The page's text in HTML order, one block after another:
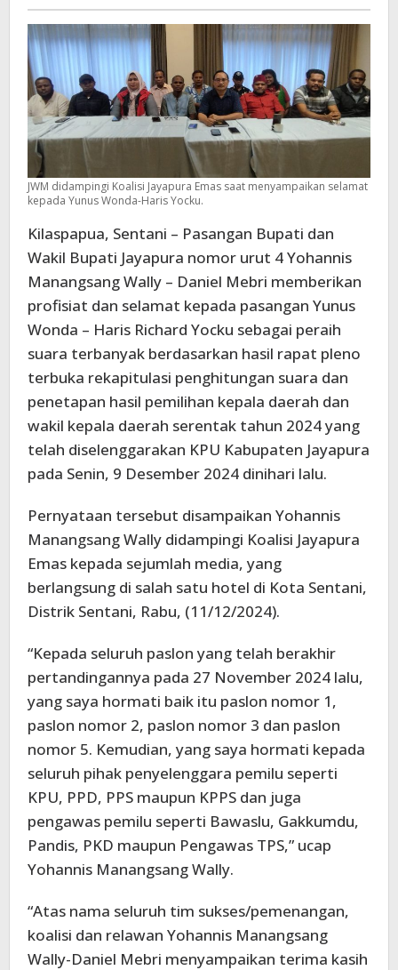
Kepada
Yunus
Wonda-
Haris
Yocku
JWM didampingi Koalisi Jayapura Emas saat menyampaikan selamat
kepada Yunus Wonda-Haris Yocku.
Kilaspapua, Sentani – Pasangan Bupati dan
Wakil Bupati Jayapura nomor urut 4 Yohannis
Manangsang Wally – Daniel Mebri memberikan
profisiat dan selamat kepada pasangan Yunus
Wonda – Haris Richard Yocku sebagai peraih
suara terbanyak berdasarkan hasil rapat pleno
terbuka rekapitulasi penghitungan suara dan
penetapan hasil pemilihan kepala daerah dan
wakil kepala daerah serentak tahun 2024 yang
telah diselenggarakan KPU Kabupaten Jayapura
pada Senin, 9 Desember 2024 dinihari lalu.
Pernyataan tersebut disampaikan Yohannis
Manangsang Wally didampingi Koalisi Jayapura
Emas kepada sejumlah media, yang
berlangsung di salah satu hotel di Kota Sentani,
Distrik Sentani, Rabu, (11/12/2024).
“Kepada seluruh paslon yang telah berakhir
pertandingannya pada 27 November 2024 lalu,
yang saya hormati baik itu paslon nomor 1,
paslon nomor 2, paslon nomor 3 dan paslon
nomor 5. Kemudian, yang saya hormati kepada
seluruh pihak penyelenggara pemilu seperti
KPU, PPD, PPS maupun KPPS dan juga
pengawas pemilu seperti Bawaslu, Gakkumdu,
Pandis, PKD maupun Pengawas TPS,” ucap
Yohannis Manangsang Wally.
“Atas nama seluruh tim sukses/pemenangan,
koalisi dan relawan Yohannis Manangsang
Wally-Daniel Mebri menyampaikan terima kasih